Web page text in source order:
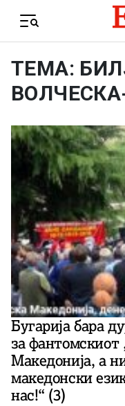
Menu
ТЕМА:
Бугарија бара
за фантомскиот
Македонија, а
македонски
нас!“ (3)